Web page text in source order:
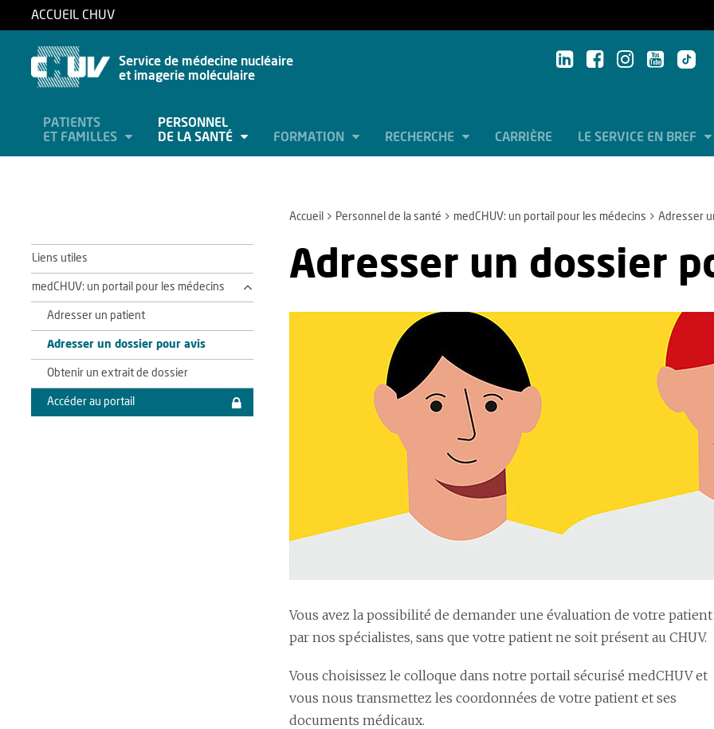
ACCUEIL CHUV
Service de médecine nucléaire
et imagerie moléculaire
PATIENTS
ET FAMILLES
PERSONNEL
DE LA SANTÉ
FORMATION RECHERCHE CARRIÈRE LE SERVICE EN BREF
Accueil Personnel de la santé medCHUV: un portail pour les médecins Adresser
Liens utiles
medCHUV: un portail pour les médecins
Adresser un patient
Adresser un dossier pour avis
Obtenir un extrait de dossier
Accéder au portail
Adresser un dossier
Vous avez la possibilité de demander une évaluation de votre patient
par nos spécialistes, sans que votre patient ne soit présent au CHUV.
Vous choisissez le colloque dans notre portail sécurisé medCHUV et
vous nous transmettez les coordonnées de votre patient et ses
documents médicaux.